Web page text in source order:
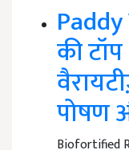
की
पोषण
Biofortified